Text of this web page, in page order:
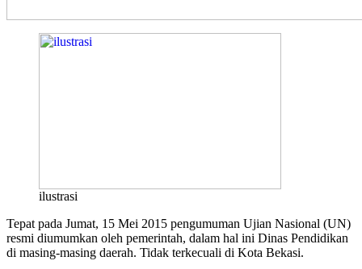
ilustrasi
Tepat pada Jumat, 15 Mei 2015 pengumuman Ujian Nasional (UN)
resmi diumumkan oleh pemerintah, dalam hal ini Dinas Pendidikan
di masing-masing daerah. Tidak terkecuali di Kota Bekasi.